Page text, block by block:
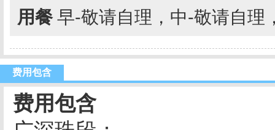
用餐 早-敬请自理，中-敬请自理
费用包含
费用包含